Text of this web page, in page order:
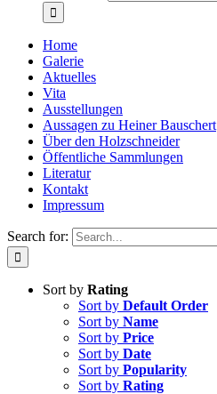
Home
Galerie
Aktuelles
Vita
Ausstellungen
Aussagen zu Heiner Bauschert
Über den Holzschneider
Öffentliche Sammlungen
Literatur
Kontakt
Impressum
Search for:
Sort by Rating
Sort by Default Order
Sort by Name
Sort by Price
Sort by Date
Sort by Popularity
Sort by Rating